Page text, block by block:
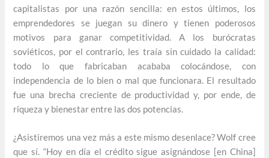
capitalistas por una razón sencilla: en estos últimos, los
emprendedores se juegan su dinero y tienen poderosos
motivos para ganar competitividad. A los burócratas
soviéticos, por el contrario, les traía sin cuidado la calidad:
todo lo que fabricaban acababa colocándose, con
independencia de lo bien o mal que funcionara. El resultado
fue una brecha creciente de productividad y, por ende, de
riqueza y bienestar entre las dos potencias.
¿Asistiremos una vez más a este mismo desenlace? Wolf cree
que sí. “Hoy en día el crédito sigue asignándose [en China]